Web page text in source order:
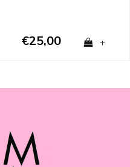
€25,00 +